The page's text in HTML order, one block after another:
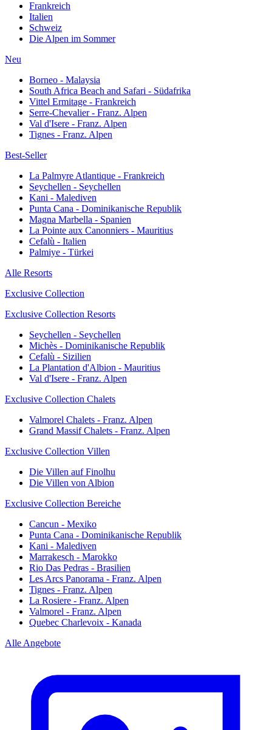
Frankreich
Italien
Schweiz
Die Alpen im Sommer
Neu
Borneo - Malaysia
South Africa Beach and Safari - Südafrika
Vittel Ermitage - Frankreich
Serre-Chevalier - Franz. Alpen
Val d'Isere - Franz. Alpen
Tignes - Franz. Alpen
Best-Seller
La Palmyre Atlantique - Frankreich
Seychellen - Seychellen
Kani - Malediven
Punta Cana - Dominikanische Republik
Magna Marbella - Spanien
La Pointe aux Canonniers - Mauritius
Cefalù - Italien
Palmiye - Türkei
Alle Resorts
Exclusive Collection
Exclusive Collection Resorts
Seychellen - Seychellen
Michès - Dominikanische Republik
Cefalù - Sizilien
La Plantation d'Albion - Mauritius
Val d'Isere - Franz. Alpen
Exclusive Collection Chalets
Valmorel Chalets - Franz. Alpen
Grand Massif Chalets - Franz. Alpen
Exclusive Collection Villen
Die Villen auf Finolhu
Die Villen von Albion
Exclusive Collection Bereiche
Cancun - Mexiko
Punta Cana - Dominikanische Republik
Kani - Malediven
Marrakesch - Marokko
Rio Das Pedras - Brasilien
Les Arcs Panorama - Franz. Alpen
Tignes - Franz. Alpen
La Rosiere - Franz. Alpen
Valmorel - Franz. Alpen
Quebec Charlevoix - Kanada
Alle Angebote